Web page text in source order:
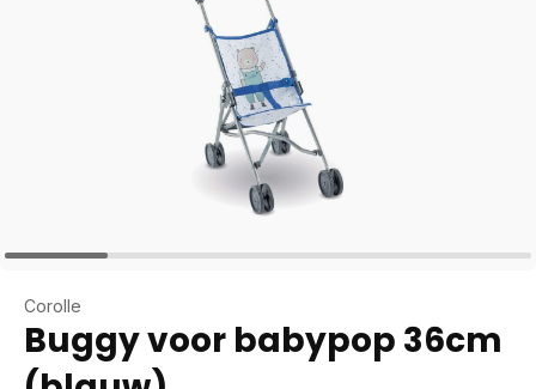
Corolle
Buggy voor babypop 36cm